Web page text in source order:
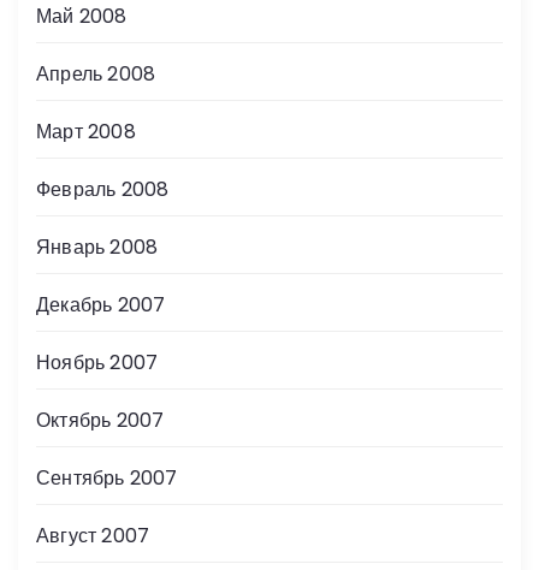
Май 2008
Апрель 2008
Март 2008
Февраль 2008
Январь 2008
Декабрь 2007
Ноябрь 2007
Октябрь 2007
Сентябрь 2007
Август 2007